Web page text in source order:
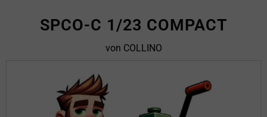
SPCO-C 1/23 COMPACT
von COLLINO